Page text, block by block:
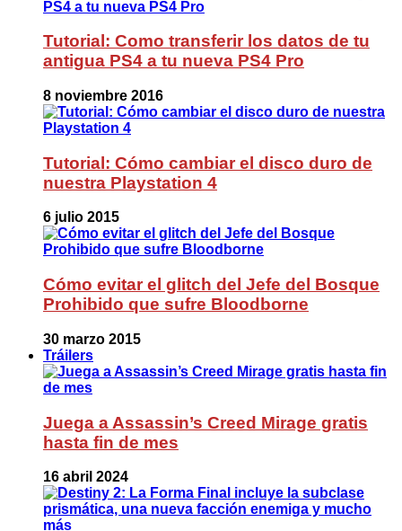
Tutorial: Como transferir los datos de tu
antigua PS4 a tu nueva PS4 Pro
8 noviembre 2016
Tutorial: Cómo cambiar el disco duro de
nuestra Playstation 4
6 julio 2015
Cómo evitar el glitch del Jefe del Bosque
Prohibido que sufre Bloodborne
30 marzo 2015
Tráilers
Juega a Assassin’s Creed Mirage gratis
hasta fin de mes
16 abril 2024